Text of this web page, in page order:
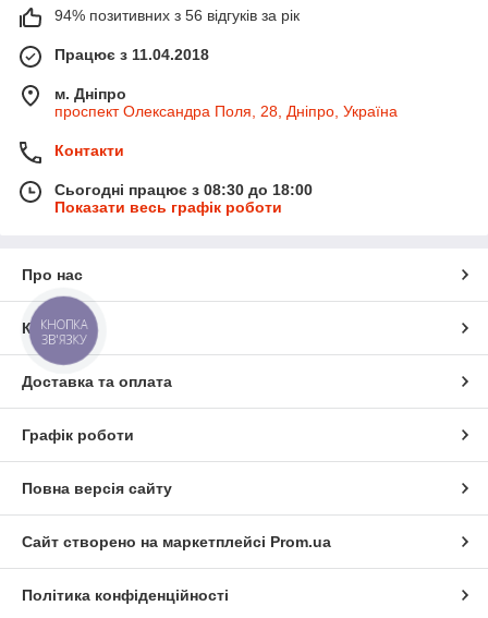
94% позитивних з 56 відгуків за рік
Працює з 11.04.2018
м. Дніпро
проспект Олександра Поля, 28, Дніпро, Україна
Контакти
Сьогодні працює з 08:30 до 18:00
Показати весь графік роботи
Про нас
Контакти
Доставка та оплата
Графік роботи
Повна версія сайту
Сайт створено на маркетплейсі Prom.ua
Політика конфіденційності
КНОПКА
ЗВ'ЯЗКУ